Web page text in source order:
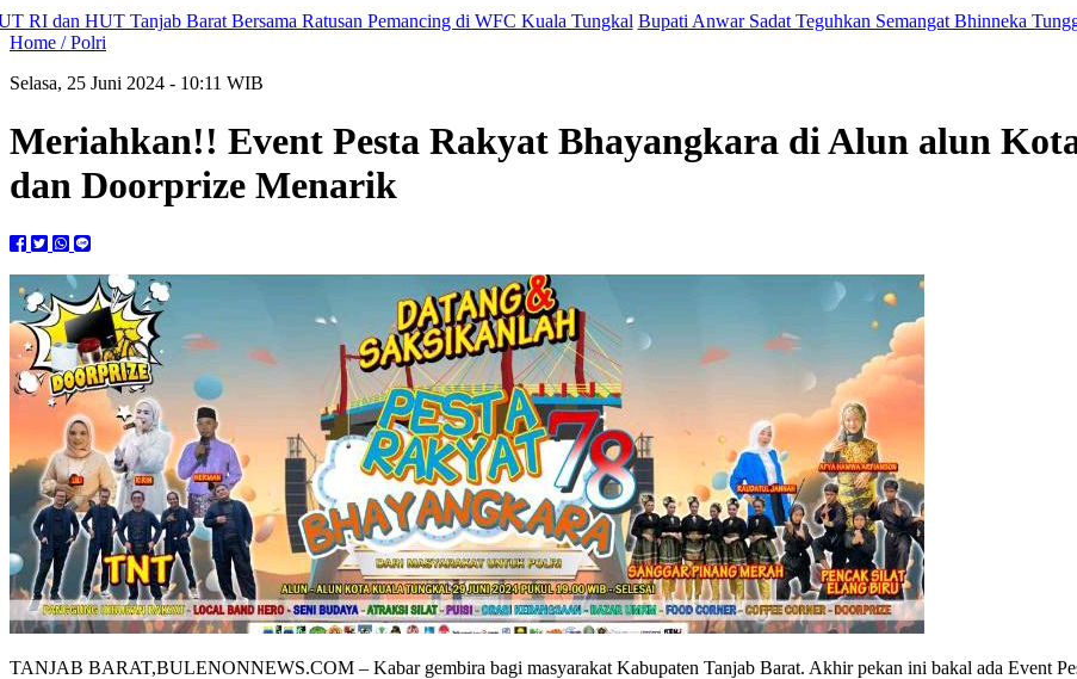
Tanjab Barat Bersama Ratusan Pemancing di WFC Kuala Tungkal Bupati Anwar Sadat Teguhkan Semangat Bhinneka Tunggal Ika
Home /Polri
Selasa, 25 Juni 2024 - 10:11 WIB
Meriahkan!! Event Pesta Rakyat Bhayangkara di Alun alun
dan Doorprize Menarik
TANJAB BARAT,BULENONNEWS.COM – Kabar gembira bagi masyarakat Kabupaten Tanjab Barat. Akhir pekan ini bakal ada Event